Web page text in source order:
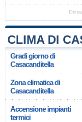
CLIMA DI
Gradi giorno di
Casacanditella
Zona climatica di
Casacanditella
Accensione impianti
termici